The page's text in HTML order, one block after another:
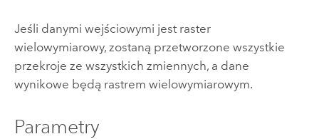
Jeśli danymi wejściowymi jest raster
wielowymiarowy, zostaną przetworzone wszystkie
przekroje ze wszystkich zmiennych, a dane
wynikowe będą rastrem wielowymiarowym.
Parametry